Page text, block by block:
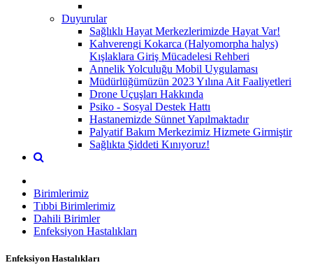
Duyurular
Sağlıklı Hayat Merkezlerimizde Hayat Var!
Kahverengi Kokarca (Halyomorpha halys)
Kışlaklara Giriş Mücadelesi Rehberi
Annelik Yolculuğu Mobil Uygulaması
Müdürlüğümüzün 2023 Yılına Ait Faaliyetleri
Drone Uçuşları Hakkında
Psiko - Sosyal Destek Hattı
Hastanemizde Sünnet Yapılmaktadır
Palyatif Bakım Merkezimiz Hizmete Girmiştir
Sağlıkta Şiddeti Kınıyoruz!
Birimlerimiz
Tıbbi Birimlerimiz
Dahili Birimler
Enfeksiyon Hastalıkları
Enfeksiyon Hastalıkları